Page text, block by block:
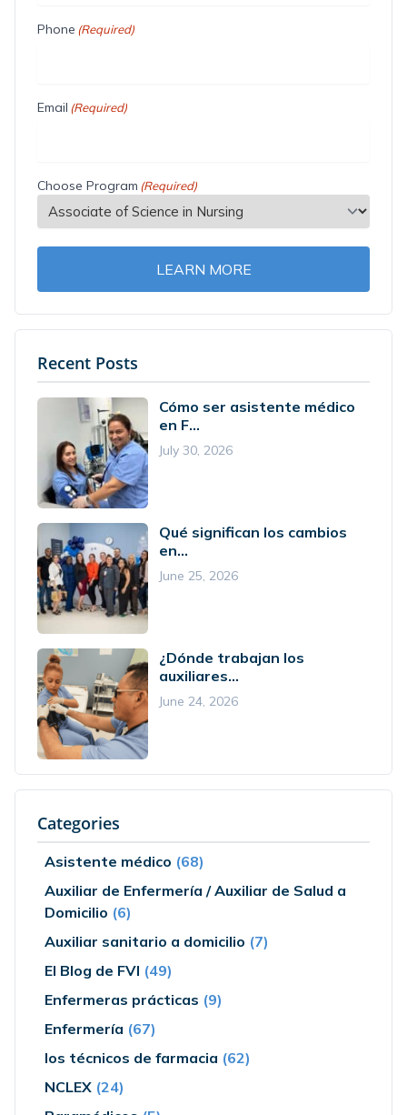
Phone (Required)
Email (Required)
Choose Program (Required)
LEARN MORE
Recent Posts
Cómo ser asistente médico
en F...
July 30, 2026
Qué significan los cambios
en...
June 25, 2026
¿Dónde trabajan los
auxiliares...
June 24, 2026
Categories
Asistente médico (68)
Auxiliar de Enfermería / Auxiliar de Salud a
Domicilio (6)
Auxiliar sanitario a domicilio (7)
El Blog de FVI (49)
Enfermeras prácticas (9)
Enfermería (67)
los técnicos de farmacia (62)
NCLEX (24)